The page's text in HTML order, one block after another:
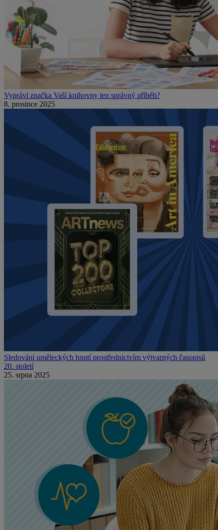
Vypráví značka Vaší knihovny ten správný příběh?
8. prosince 2025
Sledování uměleckých hnutí prostřednictvím výtvarných časopisů
20. století
25. srpna 2025